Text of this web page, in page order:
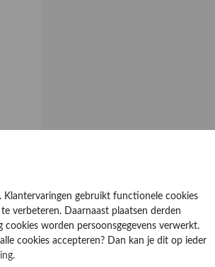
Klantervaringen gebruikt functionele cookies
verbeteren. Daarnaast plaatsen derden
worden persoonsgegevens verwerkt.
cookies accepteren? Dan kan je dit op ieder
.